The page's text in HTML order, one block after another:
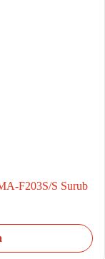
F203S/S Surub